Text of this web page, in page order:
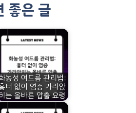
좋은 글
농성 여드름 관리법:
터 없이 염증 가라앉
는 올바른 압출 요령